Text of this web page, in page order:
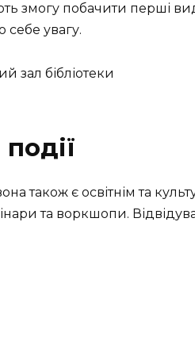
змогу побачити перші
себе увагу.
також є освітнім та
та воркшопи.